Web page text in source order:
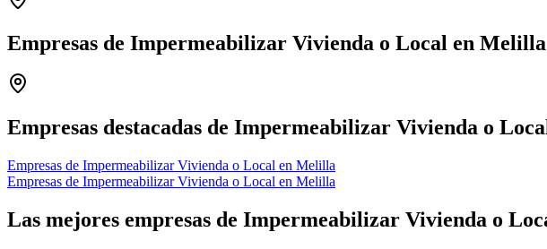
Empresas de Impermeabilizar Vivienda o Local en Melilla
−
Empresas destacadas de Impermeabilizar Vivienda o
Empresas de Impermeabilizar Vivienda o Local en Melilla
Empresas de Impermeabilizar Vivienda o Local en Melilla
Las mejores empresas de Impermeabilizar Vivienda o